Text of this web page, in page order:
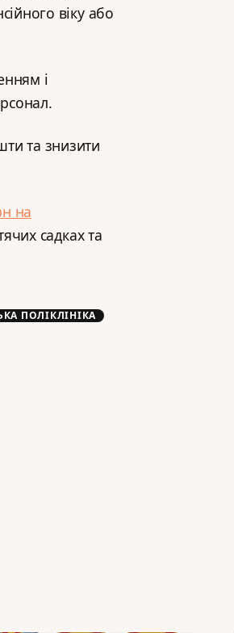
віку або
і
та знизити
на
садках та
ПОЛІКЛІНІКА